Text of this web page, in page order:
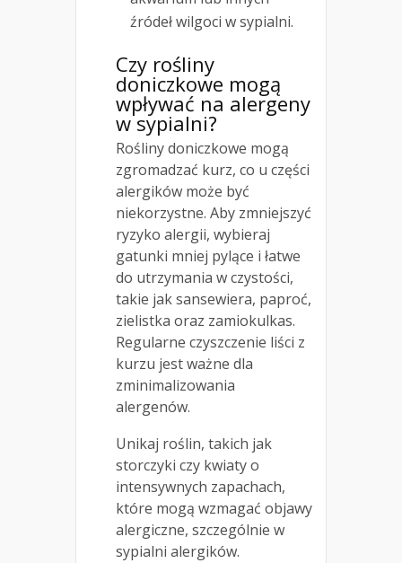
źródeł wilgoci w sypialni.
Czy rośliny
doniczkowe mogą
wpływać na alergeny
w sypialni?
Rośliny doniczkowe mogą
zgromadzać kurz, co u części
alergików może być
niekorzystne. Aby zmniejszyć
ryzyko alergii, wybieraj
gatunki mniej pylące i łatwe
do utrzymania w czystości,
takie jak sansewiera, paproć,
zielistka oraz zamiokulkas.
Regularne czyszczenie liści z
kurzu jest ważne dla
zminimalizowania
alergenów.
Unikaj roślin, takich jak
storczyki czy kwiaty o
intensywnych zapachach,
które mogą wzmagać objawy
alergiczne, szczególnie w
sypialni alergików.